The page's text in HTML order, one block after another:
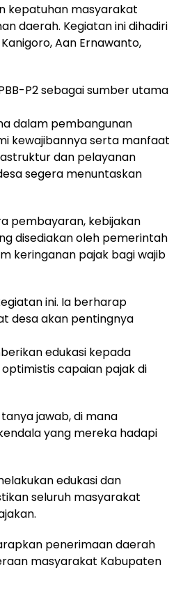
kepatuhan masyarakat
daerah. Kegiatan ini dihadiri
Aan Ernawanto,
P2 sebagai sumber utama
dalam pembangunan
kewajibannya serta manfaat
dan pelayanan
segera menuntaskan
pembayaran, kebijakan
disediakan oleh pemerintah
keringanan pajak bagi wajib
ini. Ia berharap
desa akan pentingnya
edukasi kepada
capaian pajak di
jawab, di mana
yang mereka hadapi
edukasi dan
seluruh masyarakat
penerimaan daerah
masyarakat Kabupaten